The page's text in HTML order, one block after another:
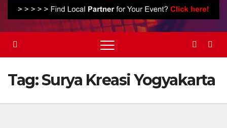
Tag:Surya Kreasi Yogyakarta